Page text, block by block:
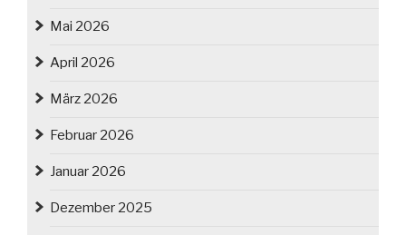
Mai 2026
April 2026
März 2026
Februar 2026
Januar 2026
Dezember 2025